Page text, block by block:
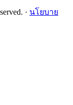
· นโยบาย